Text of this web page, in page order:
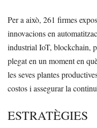
Per a això, 261 firmes
innovacions en
industrial IoT, blockchain,
plegat en un moment en
les seves plantes
costos i assegurar la
ESTRATÈGIES